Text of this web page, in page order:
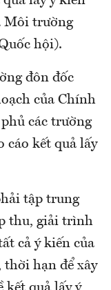
Môi trường
hội).
đôn đốc
của Chính
các trường
cáo kết quả lấy
tập trung
thu, giải trình
cả ý kiến của
thời hạn để xây